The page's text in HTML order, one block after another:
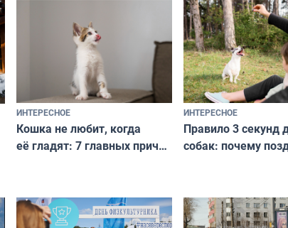
и характером
ИНТЕРЕСНОЕ
Кошка не любит, когда
её гладят: 7 главных причин
независимому питомцу
ИНТЕРЕСНОЕ
Правило 3 секунд
собак: почему
питомцу всё сразу
криков